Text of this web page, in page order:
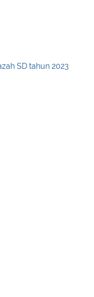
SD tahun 2023